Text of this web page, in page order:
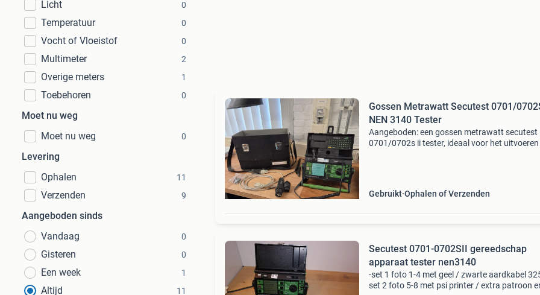
Licht 0
Temperatuur 0
Vocht of Vloeistof 0
Multimeter 2
Overige meters 1
Toebehoren 0
Moet nu weg
Moet nu weg
0
Levering
Ophalen
11
Verzenden 9
Aangeboden sinds
Vandaag
0
Gisteren 0
Een week 1
Altijd 11
Gossen Metrawatt Secutest 0701/
NEN 3140 Tester
Aangeboden: een gossen metrawatt secutest
0701/0702s ii tester, ideaal voor het
Gebruikt Ophalen of Verzenden
Secutest 0701-0702SII gereedschap
apparaat tester nen3140
-set 1 foto 1-4 met geel / zwarte aardkabel
set 2 foto 5-8 met psi printer / extra patroon